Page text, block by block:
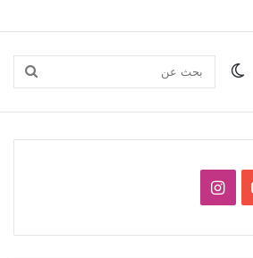
بحث الوضع
يوتيوبانستقرام